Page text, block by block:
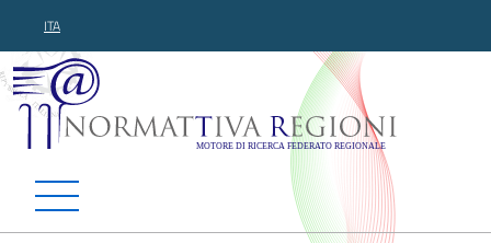
ITA
Normattiva Regioni -